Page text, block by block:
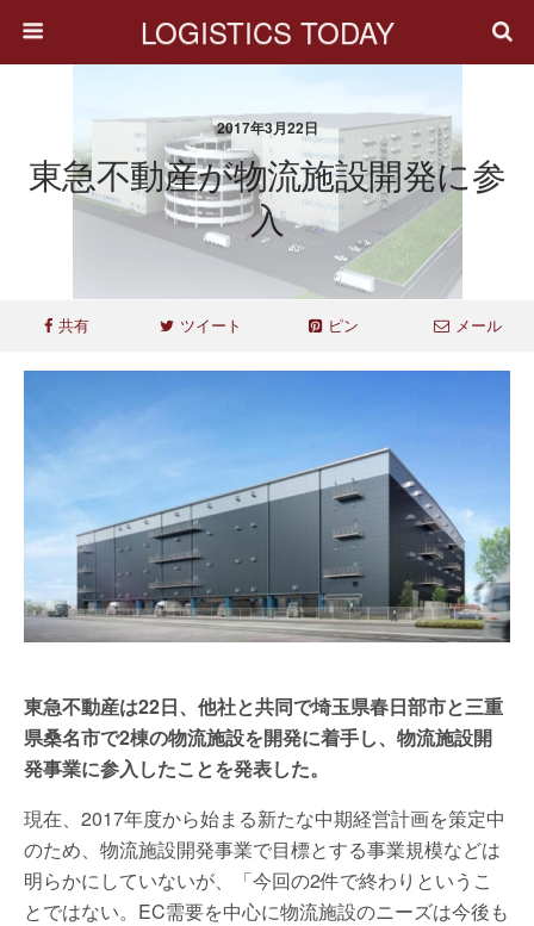
LOGISTICS TODAY
2017年3月22日
東急不動産が物流施設開発に参
入
共有 ツイート ピン メール
東急不動産は22日、他社と共同で埼玉県春日部市と三重
県桑名市で2棟の物流施設を開発に着手し、物流施設開
発事業に参入したことを発表した。
現在、2017年度から始まる新たな中期経営計画を策定中
のため、物流施設開発事業で目標とする事業規模などは
明らかにしていないが、「今回の2件で終わりというこ
とではない。EC需要を中心に物流施設のニーズは今後も